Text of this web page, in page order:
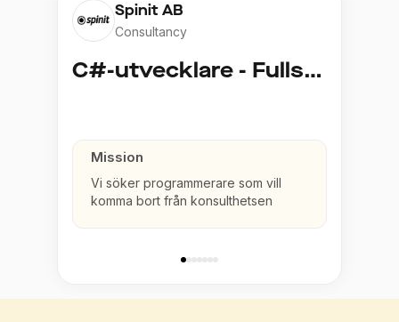
Spinit AB
Consultancy
C#-utvecklare - Fullstack
Mission
Vi söker programmerare som vill
komma bort från konsulthetsen